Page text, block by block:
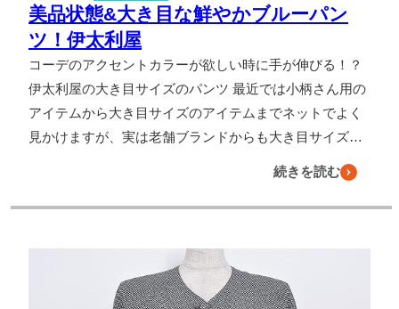
美品状態&大き目な鮮やかブルーパン
ツ！伊太利屋
コーデのアクセントカラーが欲しい時に手が伸びる！？
伊太利屋の大き目サイズのパンツ 最近では小柄さん用の
アイテムから大き目サイズのアイテムまでネットでよく
見かけますが、実は老舗ブランドからも大き目サイズ…
続きを読む